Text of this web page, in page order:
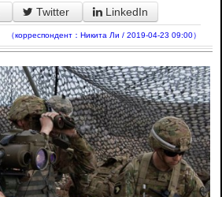
Twitter LinkedIn
（корреспондент：Никита Ли / 2019-04-23 09:00）